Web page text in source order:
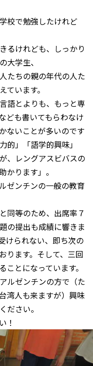
校で勉強したけれど
るけれども、しっかり
大学生、
たちの親の年代の人た
います。
語とよりも、もっと専
ども書いてもらわなけ
ないことが多いのです
的」「語学的興味」
、レングアスビバスの
かります」。
ゼンチンの一般の教育
同等のため、出席率７
の提出も成績に響きま
けられない、即ち次の
ります。そして、三回
とになっています。
ルゼンチンの方で（た
湾人も来ますが）興味
ださい。
！